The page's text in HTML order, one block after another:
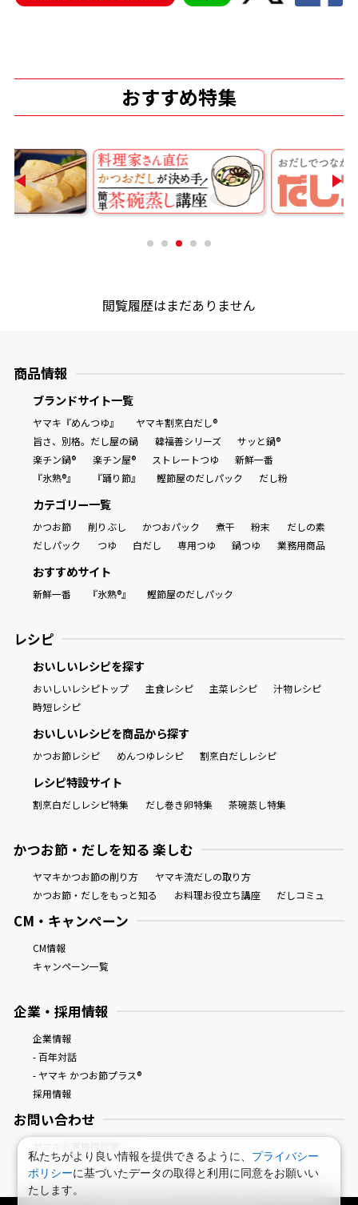
商品情報一覧
だしパック
おすすめ特集
閲覧履歴はまだありません
商品情報
ブランドサイト一覧
ヤマキ『めんつゆ』
ヤマキ割烹白だし®
旨さ、別格。だし屋の鍋
韓福善シリーズ
サッと鍋®
楽チン鍋®
楽チン屋® ストレートつゆ
新鮮一番
『氷熟®』
『踊り節』 鰹節屋のだしパック だし粉
カテゴリー一覧
かつお節 削りぶし かつおパック 煮干 粉末
だしの素
だしパック
つゆ 白だし 専用つゆ 鍋つゆ 業務用商品
おすすめサイト
新鮮一番 『氷熟®』 鰹節屋のだしパック
レシピ
おいしいレシピを探す
おいしいレシピトップ 主食レシピ 主菜レシピ
汁物レシピ
時短レシピ
おいしいレシピを商品から探す
かつお節レシピ めんつゆレシピ 割烹白だしレシピ
レシピ特設サイト
割烹白だしレシピ特集 だし巻き卵特集 茶碗蒸し特集
かつお節・だしを知る 楽しむ
ヤマキかつお節の削り方
ヤマキ流だしの取り方
かつお節・だしをもっと知る
お料理お役立ち講座 だしコミュ
CM・キャンペーン
CM情報
キャンペーン一覧
企業・採用情報
企業情報
- 百年対話
- ヤマキ かつお節プラス®
採用情報
お問い合わせ
私たちがより良い情報を提供できるように、 プライバシー
ポリシーに基づいたデータの取得と利用に同意をお願いい
たします。